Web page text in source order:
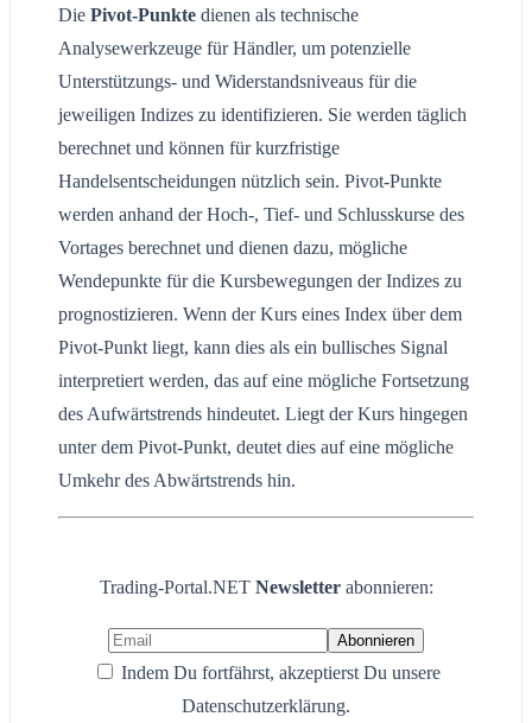
Die Pivot-Punkte dienen als technische
Analysewerkzeuge für Händler, um potenzielle
Unterstützungs- und Widerstandsniveaus für die
jeweiligen Indizes zu identifizieren. Sie werden täglich
berechnet und können für kurzfristige
Handelsentscheidungen nützlich sein. Pivot-Punkte
werden anhand der Hoch-, Tief- und Schlusskurse des
Vortages berechnet und dienen dazu, mögliche
Wendepunkte für die Kursbewegungen der Indizes zu
prognostizieren. Wenn der Kurs eines Index über dem
Pivot-Punkt liegt, kann dies als ein bullisches Signal
interpretiert werden, das auf eine mögliche Fortsetzung
des Aufwärtstrends hindeutet. Liegt der Kurs hingegen
unter dem Pivot-Punkt, deutet dies auf eine mögliche
Umkehr des Abwärtstrends hin.
Trading-Portal.NET Newsletter abonnieren:
Indem Du fortfährst, akzeptierst Du unsere
Datenschutzerklärung.